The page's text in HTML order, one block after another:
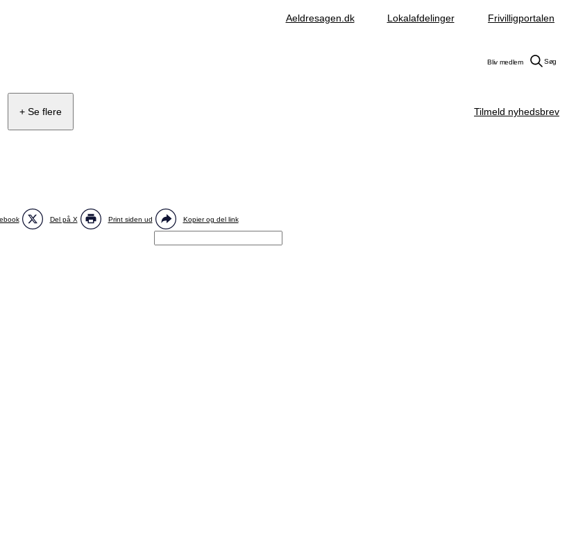
Aeldresagen.dk Lokalafdelinger Frivilligportalen
Bliv medlem Søg
+ Se flere Tilmeld nyhedsbrev
Del på X Print siden ud Kopier og del link